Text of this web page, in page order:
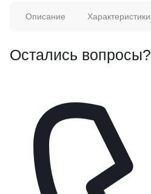
Описание Характеристики
Остались вопросы?